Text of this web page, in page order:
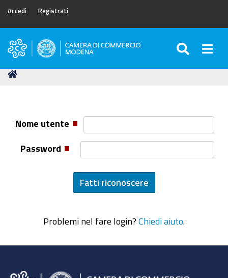
Accedi Registrati
Camera
Commercio
Tu
Nome utente
Password
Problemi nel fare login? Chiedi aiuto